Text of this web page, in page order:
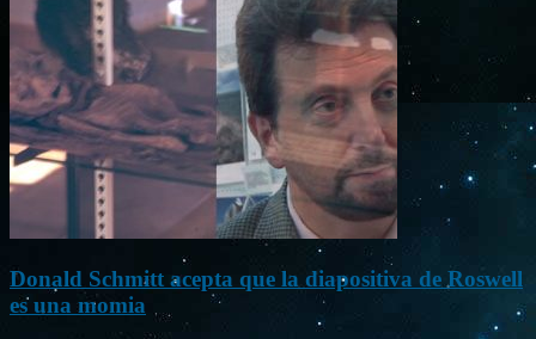
Donald Schmitt acepta que la diapositiva de Roswell
es una momia